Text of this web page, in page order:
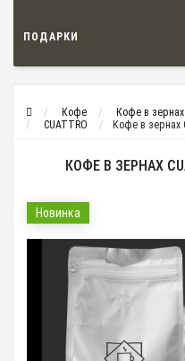
ПОДАРКИ
Кофе
Кофе в
CUATTRO
Кофе в зернах
КОФЕ В ЗЕРНАХ
Новинка